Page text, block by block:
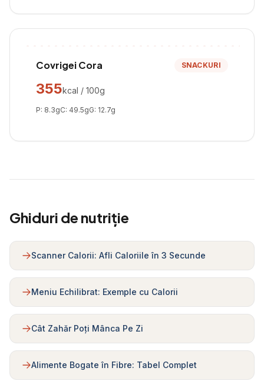
Covrigei Cora SNACKURI
355kcal / 100g
P: 8.3gC: 49.5gG: 12.7g
Ghiduri de nutriție
Scanner Calorii: Afli Caloriile în 3 Secunde
Meniu Echilibrat: Exemple cu Calorii
Cât Zahăr Poți Mânca Pe Zi
Alimente Bogate în Fibre: Tabel Complet